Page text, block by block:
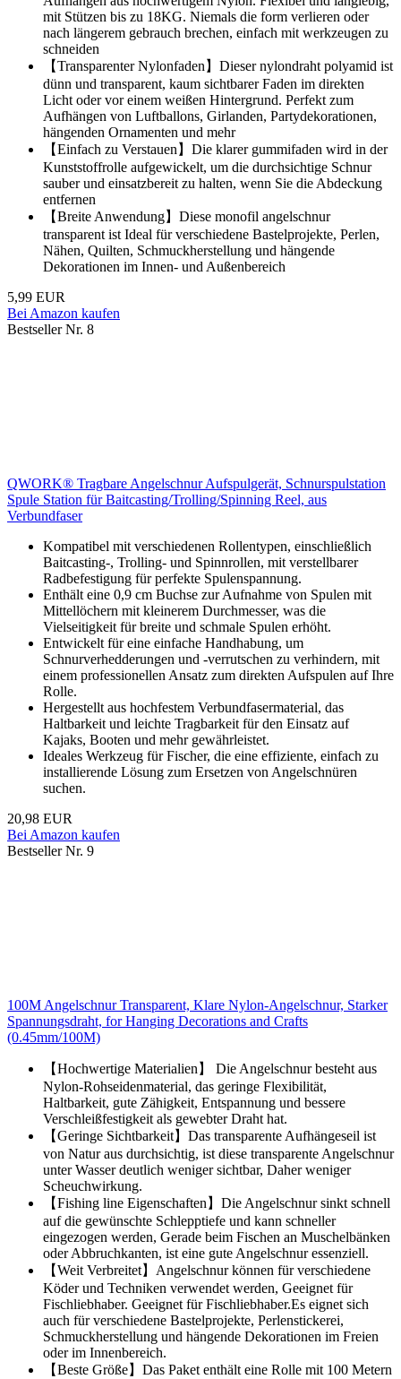
mit Stützen bis zu 18KG. Niemals die form verlieren oder
nach längerem gebrauch brechen, einfach mit werkzeugen zu
schneiden
【Transparenter Nylonfaden】Dieser nylondraht polyamid ist
dünn und transparent, kaum sichtbarer Faden im direkten
Licht oder vor einem weißen Hintergrund. Perfekt zum
Aufhängen von Luftballons, Girlanden, Partydekorationen,
hängenden Ornamenten und mehr
【Einfach zu Verstauen】Die klarer gummifaden wird in der
Kunststoffrolle aufgewickelt, um die durchsichtige Schnur
sauber und einsatzbereit zu halten, wenn Sie die Abdeckung
entfernen
【Breite Anwendung】Diese monofil angelschnur
transparent ist Ideal für verschiedene Bastelprojekte, Perlen,
Nähen, Quilten, Schmuckherstellung und hängende
Dekorationen im Innen- und Außenbereich
5,99 EUR
Bei Amazon kaufen
Bestseller Nr. 8
QWORK® Tragbare Angelschnur Aufspulgerät, Schnurspulstation
Spule Station für Baitcasting/Trolling/Spinning Reel, aus
Verbundfaser
Kompatibel mit verschiedenen Rollentypen, einschließlich
Baitcasting-, Trolling- und Spinnrollen, mit verstellbarer
Radbefestigung für perfekte Spulenspannung.
Enthält eine 0,9 cm Buchse zur Aufnahme von Spulen mit
Mittellöchern mit kleinerem Durchmesser, was die
Vielseitigkeit für breite und schmale Spulen erhöht.
Entwickelt für eine einfache Handhabung, um
Schnurverhedderungen und -verrutschen zu verhindern, mit
einem professionellen Ansatz zum direkten Aufspulen auf Ihre
Rolle.
Hergestellt aus hochfestem Verbundfasermaterial, das
Haltbarkeit und leichte Tragbarkeit für den Einsatz auf
Kajaks, Booten und mehr gewährleistet.
Ideales Werkzeug für Fischer, die eine effiziente, einfach zu
installierende Lösung zum Ersetzen von Angelschnüren
suchen.
20,98 EUR
Bei Amazon kaufen
Bestseller Nr. 9
100M Angelschnur Transparent, Klare Nylon-Angelschnur, Starker
Spannungsdraht, for Hanging Decorations and Crafts
(0.45mm/100M)
【Hochwertige Materialien】 Die Angelschnur besteht aus
Nylon-Rohseidenmaterial, das geringe Flexibilität,
Haltbarkeit, gute Zähigkeit, Entspannung und bessere
Verschleißfestigkeit als gewebter Draht hat.
【Geringe Sichtbarkeit】Das transparente Aufhängeseil ist
von Natur aus durchsichtig, ist diese transparente Angelschnur
unter Wasser deutlich weniger sichtbar, Daher weniger
Scheuchwirkung.
【Fishing line Eigenschaften】Die Angelschnur sinkt schnell
auf die gewünschte Schlepptiefe und kann schneller
eingezogen werden, Gerade beim Fischen an Muschelbänken
oder Abbruchkanten, ist eine gute Angelschnur essenziell.
【Weit Verbreitet】Angelschnur können für verschiedene
Köder und Techniken verwendet werden, Geeignet für
Fischliebhaber. Geeignet für Fischliebhaber.Es eignet sich
auch für verschiedene Bastelprojekte, Perlenstickerei,
Schmuckherstellung und hängende Dekorationen im Freien
oder im Innenbereich.
【Beste Größe】Das Paket enthält eine Rolle mit 100 Metern